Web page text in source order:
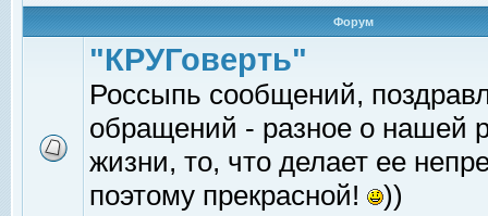
Форум
"КРУГоверть"
Россыпь сообщений,
обращений - разное о нашей
жизни, то, что делает ее
поэтому прекрасной!
))